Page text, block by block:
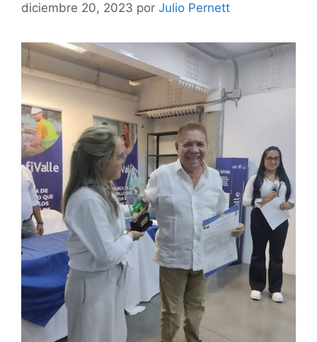
diciembre 20, 2023 por Julio Pernett